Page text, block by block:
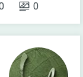
0